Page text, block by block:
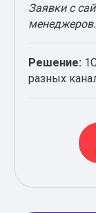
Заявки с
менеджеров.
Решение:
разных